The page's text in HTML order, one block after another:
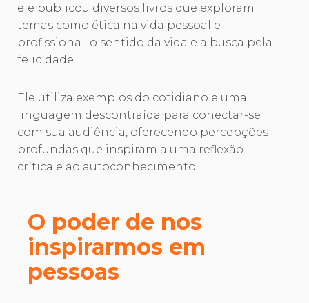
ele publicou diversos livros que exploram
temas como ética na vida pessoal e
profissional, o sentido da vida e a busca pela
felicidade.
Ele utiliza exemplos do cotidiano e uma
linguagem descontraída para conectar-se
com sua audiência, oferecendo percepções
profundas que inspiram a uma reflexão
crítica e ao autoconhecimento.
O poder de nos
inspirarmos em
pessoas